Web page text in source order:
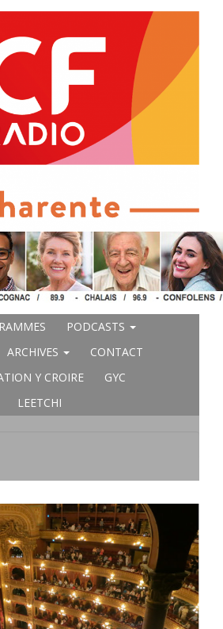
PODCASTS
ARCHIVES
CONTACT
Y CROIRE
GYC
LEETCHI